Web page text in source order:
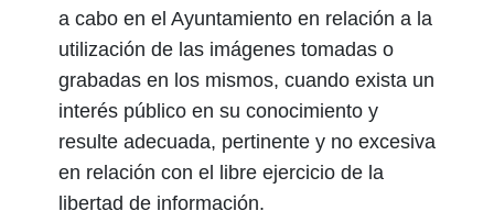
a cabo en el Ayuntamiento en relación a la
utilización de las imágenes tomadas o
grabadas en los mismos, cuando exista un
interés público en su conocimiento y
resulte adecuada, pertinente y no excesiva
en relación con el libre ejercicio de la
libertad de información.